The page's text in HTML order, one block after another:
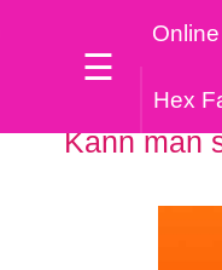
☰
Hex
Kann man